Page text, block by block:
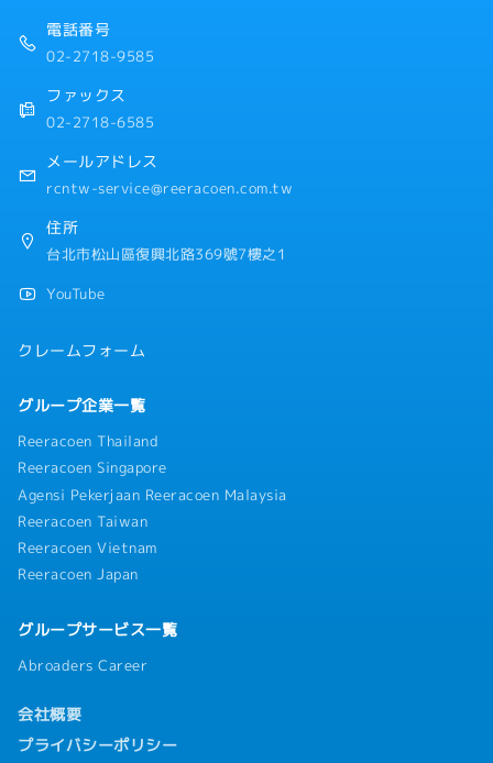
・結婚津貼
・久任津貼
・交通津貼（已包含於基本薪資中）
・獎金平均3個月，依業績而定（1月支付）
電話番号
02-2718-9585
ファックス
02-2718-6585
メールアドレス
rcntw-service@reeracoen.com.tw
住所
台北市松山區復興北路369號7樓之1
YouTube
クレームフォーム
グループ企業一覧
Reeracoen Thailand
Reeracoen Singapore
Agensi Pekerjaan Reeracoen Malaysia
Reeracoen Taiwan
Reeracoen Vietnam
Reeracoen Japan
グループサービス一覧
Abroaders Career
会社概要
プライバシーポリシー